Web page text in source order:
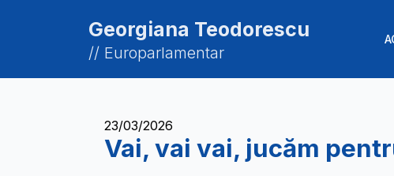
Georgiana Teodorescu
// Europarlamentar
23/03/2026
Vai, vai vai, jucăm